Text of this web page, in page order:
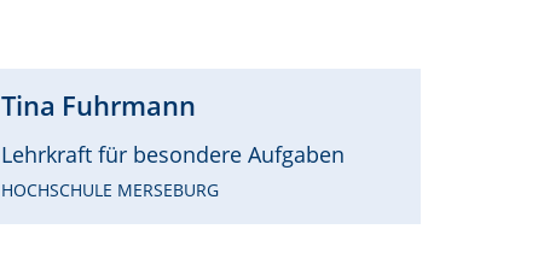
Tina Fuhrmann
Lehrkraft für besondere Aufgaben
HOCHSCHULE MERSEBURG